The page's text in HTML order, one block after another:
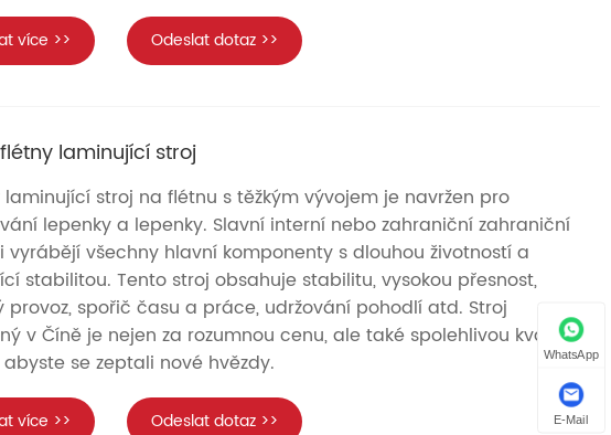
více >> Odeslat dotaz >>
laminující stroj
laminující stroj na flétnu s těžkým vývojem je navržen pro
lepenky a lepenky. Slavní interní nebo zahraniční zahraniční
vyrábějí všechny hlavní komponenty s dlouhou životností a
stabilitou. Tento stroj obsahuje stabilitu, vysokou přesnost,
provoz, spořič času a práce, udržování pohodlí atd. Stroj
v Číně je nejen za rozumnou cenu, ale také spolehlivou kvalitu.
se zeptali nové hvězdy.
více >> Odeslat dotaz >>
WhatsApp
E-Mail